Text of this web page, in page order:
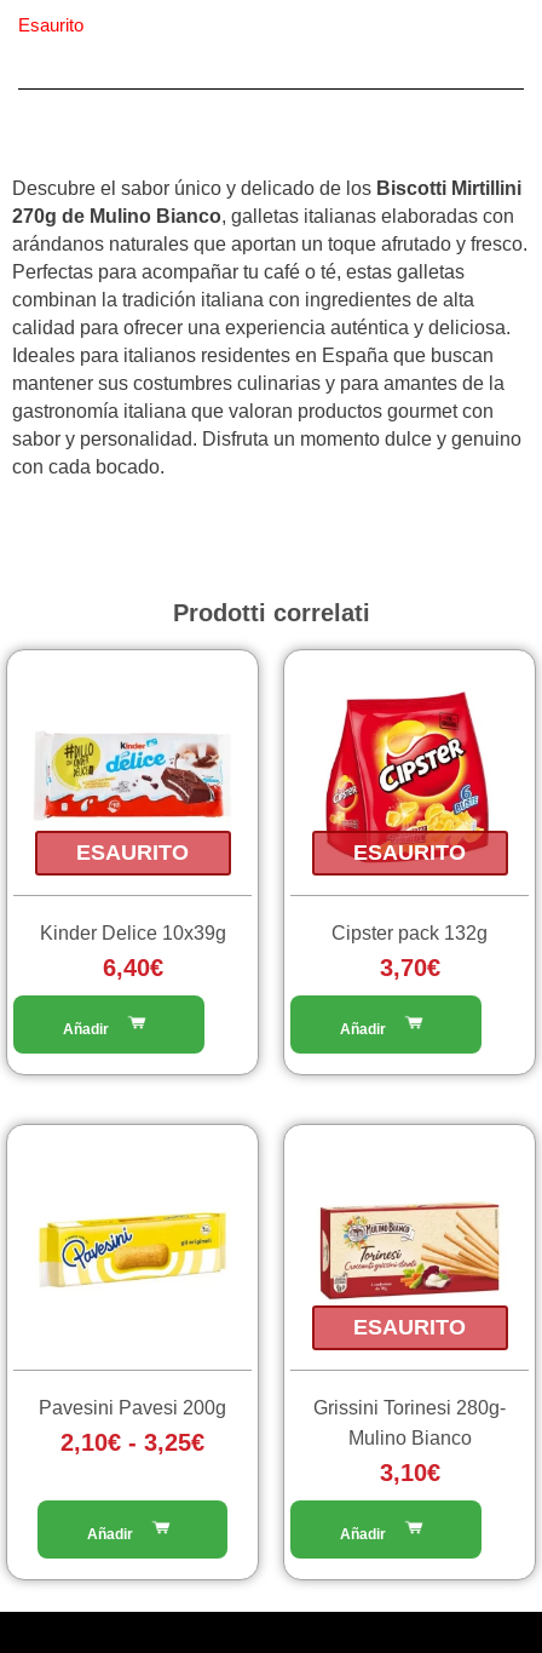
Esaurito
Descubre el sabor único y delicado de los Biscotti Mirtillini
270g de Mulino Bianco, galletas italianas elaboradas con
arándanos naturales que aportan un toque afrutado y fresco.
Perfectas para acompañar tu café o té, estas galletas
combinan la tradición italiana con ingredientes de alta
calidad para ofrecer una experiencia auténtica y deliciosa.
Ideales para italianos residentes en España que buscan
mantener sus costumbres culinarias y para amantes de la
gastronomía italiana que valoran productos gourmet con
sabor y personalidad. Disfruta un momento dulce y genuino
con cada bocado.
Prodotti correlati
ESAURITO
Kinder Delice 10x39g
6,40€
ESAURITO
Cipster pack 132g
3,70€
Pavesini Pavesi 200g
2,10€ - 3,25€
Fascia
da
2,10€
varianti.
nella
pagina
prodotto
ESAURITO
Grissini Torinesi 280g-
Mulino Bianco
3,10€